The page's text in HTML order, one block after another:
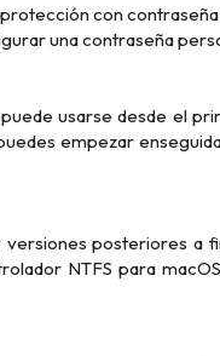
con
una contraseña
usarse desde el
empezar
posteriores a
NTFS para